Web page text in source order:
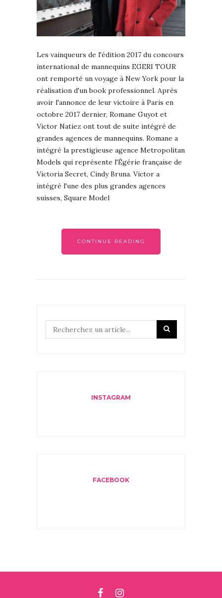
Les vainqueurs de l'édition 2017 du concours
international de mannequins EGERI TOUR
ont remporté un voyage à New York pour la
réalisation d'un book professionnel. Après
avoir l'annonce de leur victoire à Paris en
octobre 2017 dernier, Romane Guyot et
Victor Natiez ont tout de suite intégré de
grandes agences de mannequins. Romane a
intégré la prestigieuse agence Metropolitan
Models qui représente l'Égérie française de
Victoria Secret, Cindy Bruna. Victor a
intégré l'une des plus grandes agences
suisses, Square Model
CONTINUE READING
INSTAGRAM
FACEBOOK